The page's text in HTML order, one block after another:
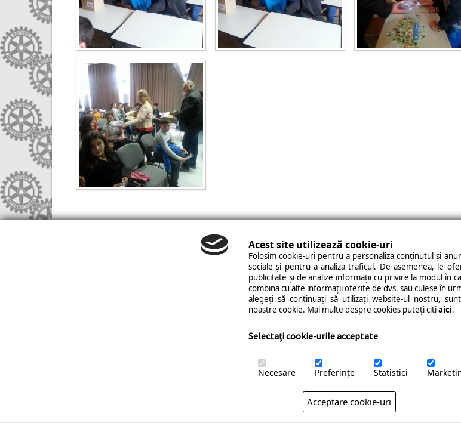
Copyright © 2014 Rotary Câmpia Turzii. All Rights Reserved. |
Acest site utilizează cookie-uri
Folosim cookie-uri pentru a personaliza conținutul și
sociale și pentru a analiza traficul. De asemenea, le
publicitate și de analize informații cu privire la modul în
combina cu alte informații oferite de dvs. sau culese în
alegeți să continuați să utilizați website-ul nostru,
noastre cookie. Mai multe despre cookies puteți citiaici.
Selectați cookie-urile acceptate
Necesare Preferinţe Statistici
Acceptare cookie-uri